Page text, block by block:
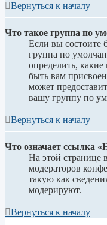
Вернуться к началу
Что такое группа по
Если вы состоите
группа по
определить,
быть вам
может
вашу группу по
Вернуться к началу
Что означает ссылка
На этой странице
модераторов
такую как
модерируют.
Вернуться к началу